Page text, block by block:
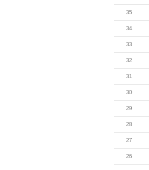
35
34
33
32
31
30
29
28
27
26